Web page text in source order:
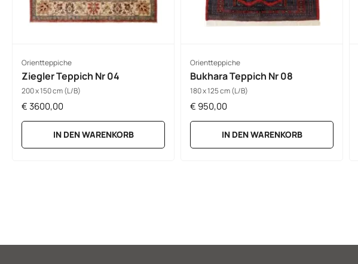
Orientteppiche
Ziegler Teppich Nr 04
200 x 150 cm (L/B)
€ 3600,00
IN DEN WARENKORB
Orientteppiche
Bukhara Teppich Nr 08
180 x 125 cm (L/B)
€ 950,00
IN DEN WARENKORB